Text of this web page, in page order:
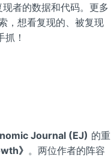
现者的数据和代码。更多
，想看复现的、被复现
！
Journal (EJ) 的重
》 。两位作者的阵容